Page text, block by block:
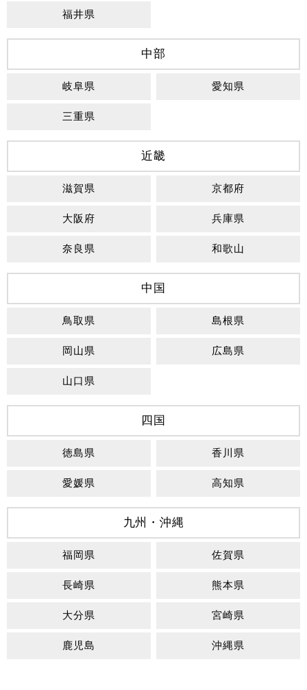
福井県
中部
岐阜県 愛知県
三重県
近畿
滋賀県 京都府
大阪府 兵庫県
奈良県 和歌山
中国
鳥取県 島根県
岡山県 広島県
山口県
四国
徳島県 香川県
愛媛県 高知県
九州・沖縄
福岡県 佐賀県
長崎県 熊本県
大分県 宮崎県
鹿児島 沖縄県